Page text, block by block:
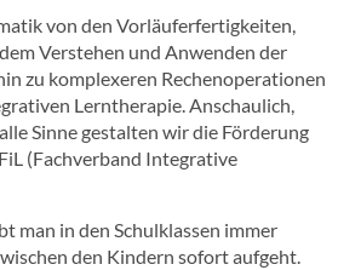
von den Vorläuferfertigkeiten,
Verstehen und Anwenden der
zu komplexeren Rechenoperationen
Lerntherapie. Anschaulich,
Sinne gestalten wir die Förderung
(Fachverband Integrative
man in den Schulklassen immer
den Kindern sofort aufgeht.